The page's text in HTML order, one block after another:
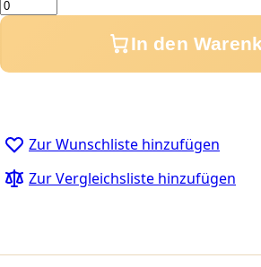
In den
Zur Wunschliste hinzufügen
Zur Vergleichsliste hinzufügen